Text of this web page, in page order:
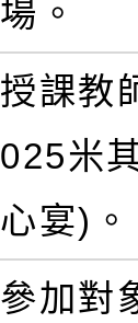
場。
授課教
025米
心宴)。
參加對